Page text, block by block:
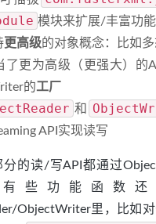
模块来扩展/丰富功能
更高级的对象概念：比如
了更为高级（更强大）的
的工厂
和
API实现读写
分的读/写API都通过
有些功能函数还
ObjectWriter里，比如